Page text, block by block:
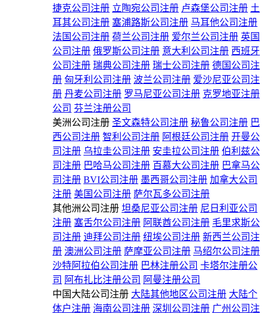
捷克公司注册 立陶宛公司注册 卢森堡公司注册 土
耳其公司注册 塞浦路斯公司注册 马耳他公司注册
法国公司注册 荷兰公司注册 爱尔兰公司注册 英国
公司注册 俄罗斯公司注册 意大利公司注册 西班牙
公司注册 瑞典公司注册 瑞士公司注册 德国公司注
册 匈牙利公司注册 波兰公司注册 爱沙尼亚公司注
册 丹麦公司注册 罗马尼亚公司注册 克罗地亚注册
公司 芬兰注册公司
美洲公司注册 圣文森特公司注册 秘鲁公司注册 巴
西公司注册 智利公司注册 阿根廷公司注册 开曼公
司注册 乌拉圭公司注册 安圭拉公司注册 伯利兹公
司注册 巴哈马公司注册 百慕大公司注册 巴拿马公
司注册 BVI公司注册 墨西哥公司注册 加拿大公司
注册 美国公司注册 萨尔瓦多公司注册
其他洲公司注册 坦桑尼亚公司注册 尼日利亚公司
注册 塞舌尔公司注册 阿联酋公司注册 毛里求斯公
司注册 迪拜公司注册 纽埃公司注册 新西兰公司注
册 澳洲公司注册 萨摩亚公司注册 马绍尔公司注册
沙特阿拉伯公司注册 巴林注册公司 卡塔尔注册公
司 阿布扎比注册公司 阿曼注册公司
中国大陆公司注册 大陆其他地区公司注册 大陆个
体户注册 海南公司注册 深圳公司注册 广州公司注